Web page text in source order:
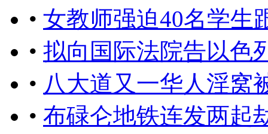
• 女教师强迫40名学生
• 拟向国际法院告以色
• 八大道又一华人淫窝
• 布碌仑地铁连发两起